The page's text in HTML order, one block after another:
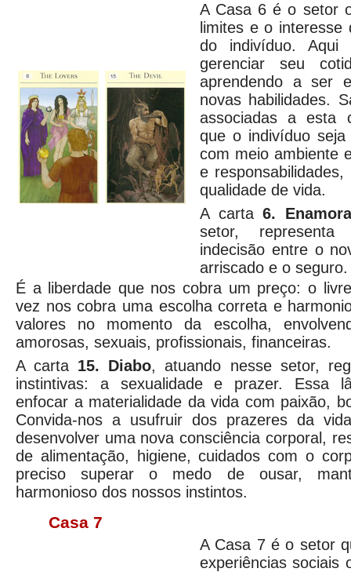
A Casa 6 é o setor
limites e o interesse
do indivíduo.
gerenciar seu
aprendendo a ser
novas habilidades.
associadas a esta
que o indivíduo
com meio ambiente
e
qualidade de vida.
A carta6.
setor,
indecisão entre o
arriscado e o seguro.
É a liberdade que nos cobra um preço: o
vez nos cobra uma escolha correta e
valores no momento da escolha,
amorosas, sexuais, profissionais, financeiras.
A carta 15. Diabo, atuando nesse setor,
instintivas: a sexualidade e prazer. Essa
enfocar a materialidade da vida com paixão,
Convida-nos a usufruir dos prazeres da
desenvolver uma nova consciência corporal,
de alimentação, higiene, cuidados com o
preciso superar o medo de ousar,
harmonioso dos nossos instintos.
Casa 7
A Casa 7 é o setor
experiências sociais